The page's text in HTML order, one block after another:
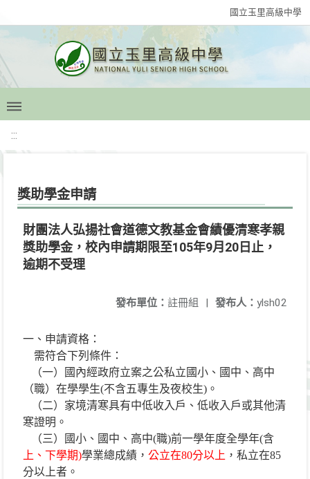
國立玉里高級中學
:::
獎助學金申請
財團法人弘揚社會道德文教基金會績優清寒孝親
獎助學金，校內申請期限至105年9月20日止，
逾期不受理
發布人： ylsh02
發布單位： 註冊組 |
一、申請資格：
需符合下列條件：
（一）國內經政府立案之公私立國小、國中、高中
（職）在學學生(不含五專生及夜校生)。
（二）家境清寒具有中低收入戶、低收入戶或其他清
寒證明。
（三）國小、國中、高中(職)前一學年度全學年(含
上、下學期)學業總成績， 公立在80分以上 ，私立在85
分以上者。